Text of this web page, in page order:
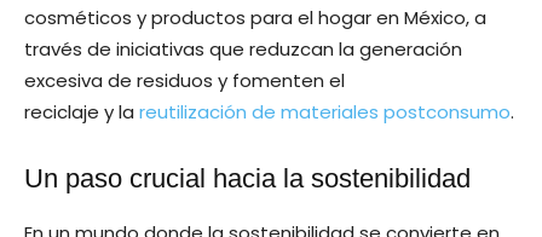
cosméticos y productos para el hogar en México, a
través de iniciativas que reduzcan la generación
excesiva de residuos y fomenten el
reciclaje y la reutilización de materiales postconsumo.
Un paso crucial hacia la sostenibilidad